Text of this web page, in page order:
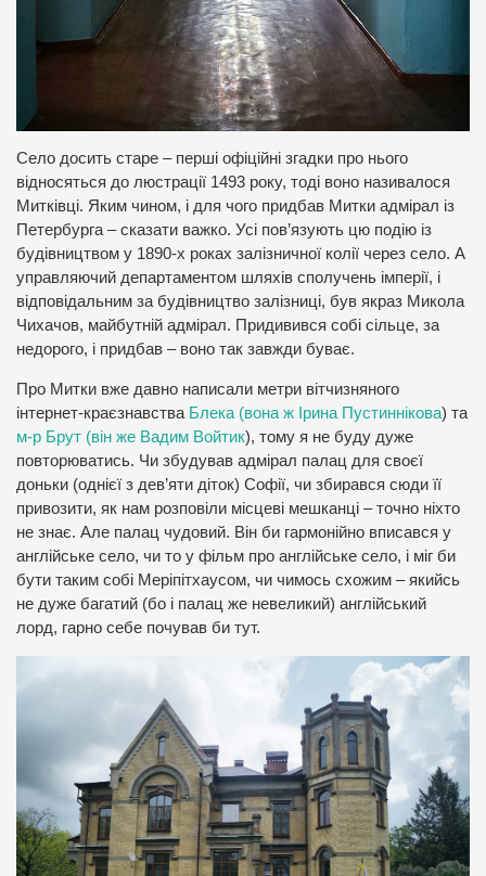
Село досить старе – перші офіційні згадки про нього
відносяться до люстрації 1493 року, тоді воно називалося
Митківці. Яким чином, і для чого придбав Митки адмірал із
Петербурга – сказати важко. Усі пов’язують цю подію із
будівництвом у 1890-х роках залізничної колії через село. А
управляючий департаментом шляхів сполучень імперії, і
відповідальним за будівництво залізниці, був якраз Микола
Чихачов, майбутній адмірал. Придивився собі сільце, за
недорого, і придбав – воно так завжди буває.
Про Митки вже давно написали метри вітчизняного
інтернет-краєзнавства Блека (вона ж Ірина Пустиннікова) та
м-р Брут (він же Вадим Войтик), тому я не буду дуже
повторюватись. Чи збудував адмірал палац для своєї
доньки (однієї з дев’яти діток) Софії, чи збирався сюди її
привозити, як нам розповіли місцеві мешканці – точно ніхто
не знає. Але палац чудовий. Він би гармонійно вписався у
англійське село, чи то у фільм про англійське село, і міг би
бути таким собі Меріпітхаусом, чи чимось схожим – якийсь
не дуже багатий (бо і палац же невеликий) англійський
лорд, гарно себе почував би тут.